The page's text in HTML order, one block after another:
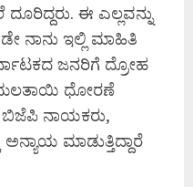
ಈ ಎಲ್ಲವನ್ನು
ನಾನು ಇಲ್ಲಿ ಮಾಹಿತಿ
ಜನರಿಗೆ ದ್ರೋಹ
ಮಲತಾಯಿ ಧೋರಣೆ
ಬಿಜೆಪಿ ನಾಯಕರು,
ಮಾಡುತ್ತಿದ್ದಾರೆ